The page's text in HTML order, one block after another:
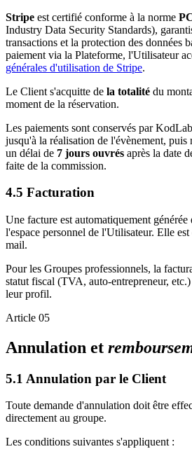
Stripe est certifié conforme à la norme
Industry Data Security Standards),
transactions et la protection des données
paiement via la Plateforme, l'Utilisateur
générales d'utilisation de Stripe.
Le Client s'acquitte de la totalité du
moment de la réservation.
Les paiements sont conservés par
jusqu'à la réalisation de l'évènement, puis
un délai de 7 jours ouvrés après la date
faite de la commission.
4.5 Facturation
Une facture est automatiquement
l'espace personnel de l'Utilisateur. Elle
mail.
Pour les Groupes professionnels, la
statut fiscal (TVA, auto-entrepreneur,
leur profil.
Article 05
Annulation et
5.1 Annulation par le Client
Toute demande d'annulation doit être
directement au groupe.
Les conditions suivantes s'appliquent :